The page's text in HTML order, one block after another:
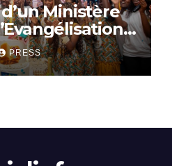
Ministère
ROYAL
ans
PRESS